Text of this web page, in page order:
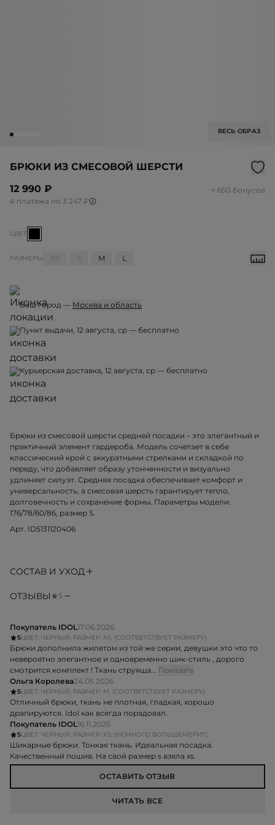
ВЕСЬ ОБРАЗ
БРЮКИ ИЗ СМЕСОВОЙ ШЕРСТИ
12 990 ₽
+ 650 бонусов
4 платежа по 3 247 ₽
ЦВЕТ
РАЗМЕРЫ XS M L
Ваш город — Москва и область
Пункт выдачи, 12 августа, ср — бесплатно
Курьерская доставка, 12 августа, ср — бесплатно
Брюки из смесовой шерсти средней посадки – это элегантный и
практичный элемент гардероба. Модель сочетает в себе
классический крой с аккуратными стрелками и складкой по
переду, что добавляет образу утонченности и визуально
удлиняет силуэт. Средняя посадка обеспечивает комфорт и
универсальность, а смесовая шерсть гарантирует тепло,
долговечность и сохранение формы. Параметры модели:
176/78/60/86, размер S.
Арт. ID5131120406
СОСТАВ И УХОД
ОТЗЫВЫ 5
Покупатель IDOL17.06.2026
5ЦВЕТ: ЧЕРНЫЙ, РАЗМЕР: XS, (СООТВЕТСТВУЕТ РАЗМЕРУ)
Брюки дополнила жилетом из той же серии, девушки это что то
невероятно элегантное и одновременно шик-стиль , дорого
смотрится комплект ! Ткань струяща... Показать
Ольга Королева24.05.2026
5ЦВЕТ: ЧЕРНЫЙ, РАЗМЕР: M, (СООТВЕТСТВУЕТ РАЗМЕРУ)
Отличный брюки, ткань не плотная, гладкая, хорошо
драпируются. Idol как всегда порадовал.
Покупатель IDOL16.11.2025
5ЦВЕТ: ЧЕРНЫЙ, РАЗМЕР: XS, (НЕМНОГО БОЛЬШЕМЕРИТ)
Шикарные брюки. Тонкая ткань. Идеальная посадка.
Качественный пошив. На свой размер s взяла xs.
ОСТАВИТЬ ОТЗЫВ
ЧИТАТЬ ВСЕ